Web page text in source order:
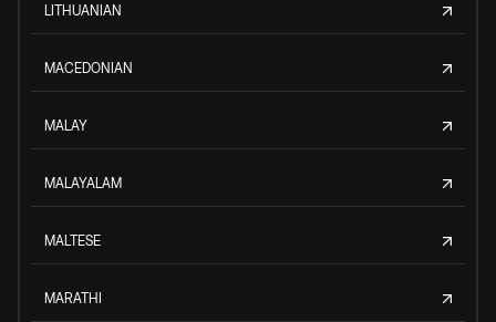
LITHUANIAN
MACEDONIAN
MALAY
MALAYALAM
MALTESE
MARATHI